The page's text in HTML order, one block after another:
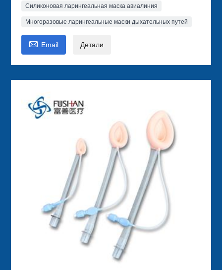
Силиконовая ларингеальная маска авиалиния
Многоразовые ларингеальные маски дыхательных путей
 Email Детали